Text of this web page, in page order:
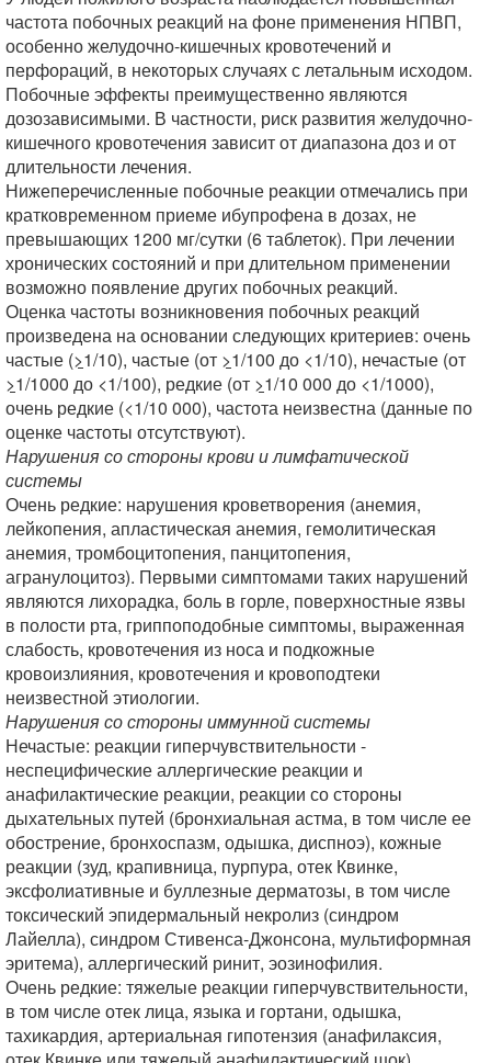
частота побочных реакций на фоне применения НПВП,
особенно желудочно-кишечных кровотечений и
перфораций, в некоторых случаях с летальным исходом.
Побочные эффекты преимущественно являются
дозозависимыми. В частности, риск развития желудочно-
кишечного кровотечения зависит от диапазона доз и от
длительности лечения.
Нижеперечисленные побочные реакции отмечались при
кратковременном приеме ибупрофена в дозах, не
превышающих 1200 мг/сутки (6 таблеток). При лечении
хронических состояний и при длительном применении
возможно появление других побочных реакций.
Оценка частоты возникновения побочных реакций
произведена на основании следующих критериев: очень
частые (>1/10), частые (от >1/100 до <1/10), нечастые (от
>1/1000 до <1/100), редкие (от >1/10 000 до <1/1000),
очень редкие (<1/10 000), частота неизвестна (данные по
оценке частоты отсутствуют).
Нарушения со стороны крови и лимфатической
системы
Очень редкие: нарушения кроветворения (анемия,
лейкопения, апластическая анемия, гемолитическая
анемия, тромбоцитопения, панцитопения,
агранулоцитоз). Первыми симптомами таких нарушений
являются лихорадка, боль в горле, поверхностные язвы
в полости рта, гриппоподобные симптомы, выраженная
слабость, кровотечения из носа и подкожные
кровоизлияния, кровотечения и кровоподтеки
неизвестной этиологии.
Нарушения со стороны иммунной системы
Нечастые: реакции гиперчувствительности -
неспецифические аллергические реакции и
анафилактические реакции, реакции со стороны
дыхательных путей (бронхиальная астма, в том числе ее
обострение, бронхоспазм, одышка, диспноэ), кожные
реакции (зуд, крапивница, пурпура, отек Квинке,
эксфолиативные и буллезные дерматозы, в том числе
токсический эпидермальный некролиз (синдром
Лайелла), синдром Стивенса-Джонсона, мультиформная
эритема), аллергический ринит, эозинофилия.
Очень редкие: тяжелые реакции гиперчувствительности,
в том числе отек лица, языка и гортани, одышка,
тахикардия, артериальная гипотензия (анафилаксия,